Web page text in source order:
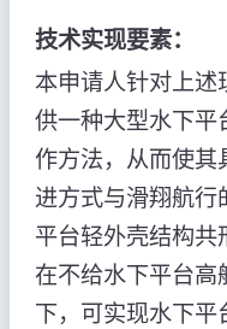
技术实现要素：
本申请人针对上述
供一种大型水下平
作方法，从而使其
进方式与滑翔航行
平台轻外壳结构共
在不给水下平台高
下，可实现水下平